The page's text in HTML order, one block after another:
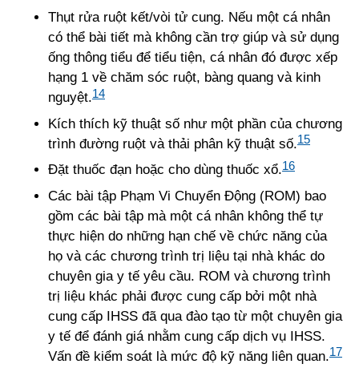
Thụt rửa ruột kết/vòi tử cung. Nếu một cá nhân
có thể bài tiết mà không cần trợ giúp và sử dụng
ống thông tiểu để tiểu tiện, cá nhân đó được xếp
hạng 1 về chăm sóc ruột, bàng quang và kinh
nguyệt.14
Kích thích kỹ thuật số như một phần của chương
trình đường ruột và thải phân kỹ thuật số.15
Đặt thuốc đạn hoặc cho dùng thuốc xổ.16
Các bài tập Phạm Vi Chuyển Động (ROM) bao
gồm các bài tập mà một cá nhân không thể tự
thực hiện do những hạn chế về chức năng của
họ và các chương trình trị liệu tại nhà khác do
chuyên gia y tế yêu cầu. ROM và chương trình
trị liệu khác phải được cung cấp bởi một nhà
cung cấp IHSS đã qua đào tạo từ một chuyên gia
y tế để đánh giá nhằm cung cấp dịch vụ IHSS.
Vấn đề kiểm soát là mức độ kỹ năng liên quan.17